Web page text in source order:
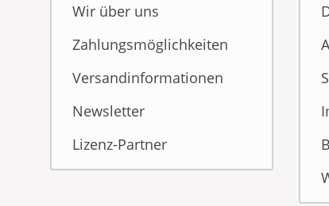
Wir über uns
Zahlungsmöglichkeiten
Versandinformationen
Newsletter
Lizenz-Partner